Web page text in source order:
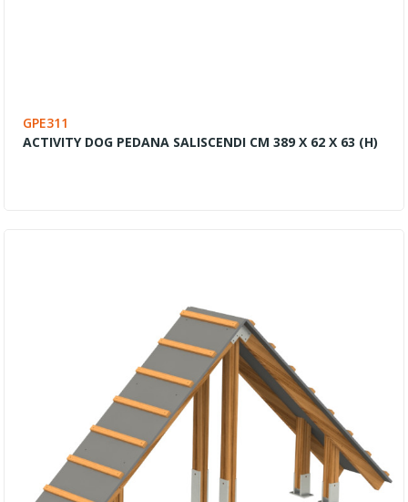
GPE311
ACTIVITY DOG PEDANA SALISCENDI CM 389 X 62 X 63 (H)